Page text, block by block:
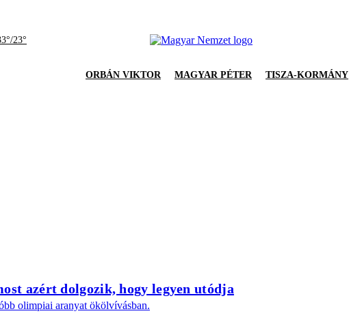
23°
ORBÁN VIKTOR MAGYAR PÉTER TISZA-KORMÁNY
azért dolgozik, hogy legyen utódja
olimpiai aranyat ökölvívásban.